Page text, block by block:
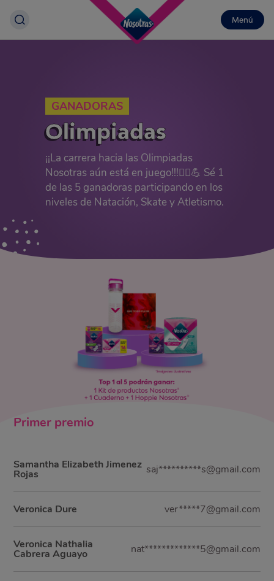
Menú
GANADORAS
Olimpiadas
¡¡La carrera hacia las Olimpiadas
Nosotras aún está en juego!!!🏃‍♀️💪 Sé 1
de las 5 ganadoras participando en los
niveles de Natación, Skate y Atletismo.
Primer premio
Samantha Elizabeth Jimenez
Rojas saj**********s@gmail.com
Veronica Dure ver*****7@gmail.com
Veronica Nathalia
Cabrera Aguayo nat*************5@gmail.com